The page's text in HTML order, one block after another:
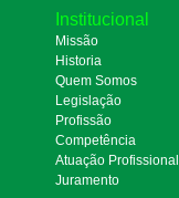
Institucional
Missão
Historia
Quem Somos
Legislação
Profissão
Competência
Atuação Profissional
Juramento